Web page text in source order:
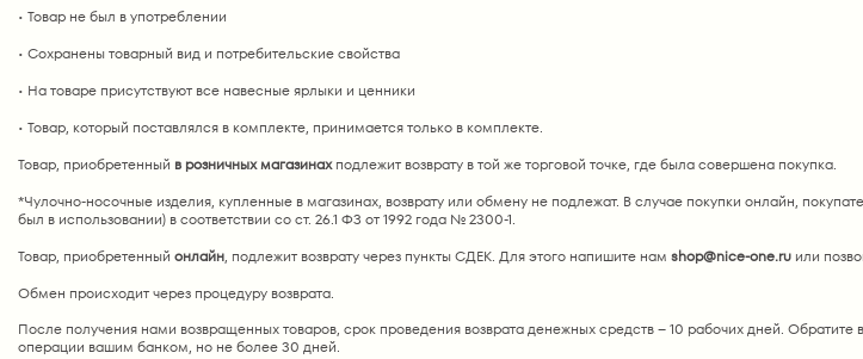
• Товар не был в употреблении
• Сохранены товарный вид и потребительские свойства
• На товаре присутствуют все навесные ярлыки и ценники
• Товар, который поставлялся в комплекте, принимается только в комплекте.
Товар, приобретенный в розничных магазинахподлежит возврату в той же торговой точке, где была совершена покупка.
*Чулочно-носочные изделия, купленные в магазинах, возврату или обмену не подлежат. В случае покупки онлайн,
был в использовании) в соответствии со ст. 26.1 ФЗ от 1992 года № 2300-1.
Товар, приобретенный онлайн, подлежит возврату через пункты СДЕК. Для этого напишите нам shop@nice-one.ru или
Обмен происходит через процедуру возврата.
После получения нами возвращенных товаров, срок проведения возврата денежных средств – 10 рабочих дней.
операции вашим банком, но не более 30 дней.